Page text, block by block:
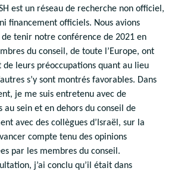
est un réseau de recherche non officiel,
financement officiels. Nous avions
tenir notre conférence de 2021 en
du conseil, de toute l’Europe, ont
leurs préoccupations quant au lieu
s’y sont montrés favorables. Dans
je me suis entretenu avec de
au sein et en dehors du conseil de
avec des collègues d’Israël, sur la
compte tenu des opinions
par les membres du conseil.
j’ai conclu qu’il était dans